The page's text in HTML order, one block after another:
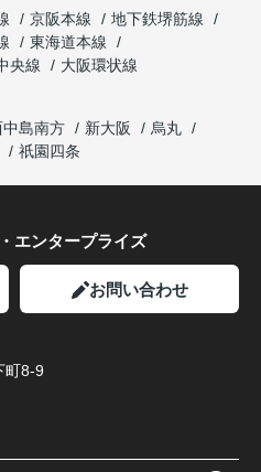
京阪本線
地下鉄堺筋線
東海道本線
央線
大阪環状線
中島南方 新大阪
烏丸
祇園四条
エンタープライズ
お問い合わせ
町8-9